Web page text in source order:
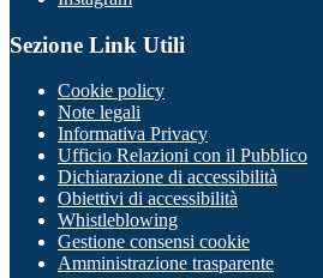
Sezione Link Utili
Cookie policy
Note legali
Informativa Privacy
Ufficio Relazioni con il Pubblico
Dichiarazione di accessibilità
Obiettivi di accessibilità
Whistleblowing
Gestione consensi cookie
Amministrazione trasparente